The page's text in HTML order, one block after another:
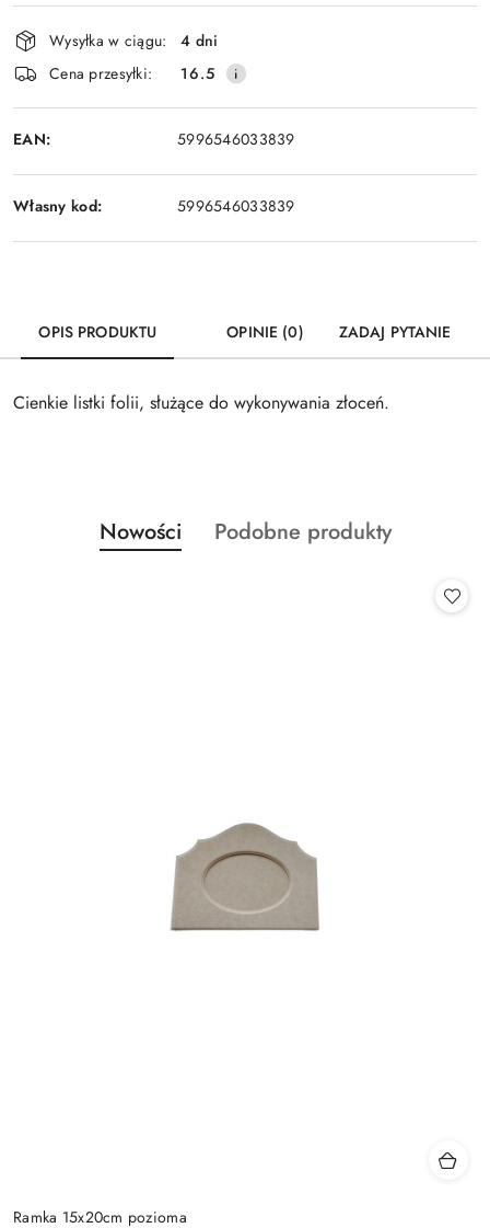
Dostępność
i
dostawa
Wysyłka w ciągu:
4 dni
Cena przesyłki:
16.5
EAN: 5996546033839
Własny kod: 5996546033839
OPIS PRODUKTU OPINIE (0) ZADAJ PYTANIE
Cienkie listki folii, służące do wykonywania złoceń.
Pomiń karuzelę produktów
Produkty
o
Nowości
Produkty
Podobne produkty
Ramka 15x20cm pozioma